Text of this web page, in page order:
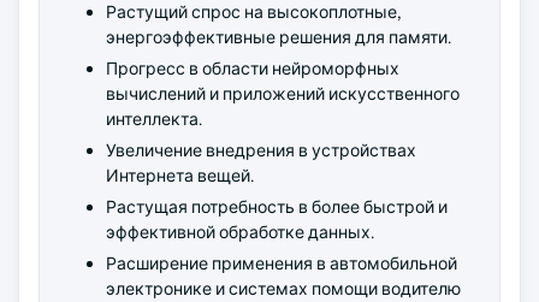
Растущий спрос на высокоплотные,
энергоэффективные решения для памяти.
Прогресс в области нейроморфных
вычислений и приложений искусственного
интеллекта.
Увеличение внедрения в устройствах
Интернета вещей.
Растущая потребность в более быстрой и
эффективной обработке данных.
Расширение применения в автомобильной
электронике и системах помощи водителю